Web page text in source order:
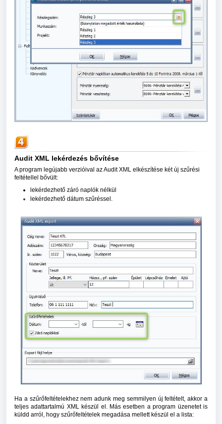
Audit XML lekérdezés bővítése
A program legújabb verzióival az Audit XML elkészítése két új szűrési
feltétellel bővült:
lekérdezhető záró naplók nélkül
lekérdezhető dátum szűréssel.
Ha a szűrőfeltételekhez nem adunk meg semmilyen új feltételt, akkor a
teljes adattartalmú XML készül el. Más esetben a program üzenetet is
küldd arról, hogy szűrőfeltételek megadása mellett készül el a lista: